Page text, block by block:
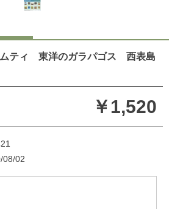
ティ 東洋のガラパゴス 西表島
￥1,520
08/02